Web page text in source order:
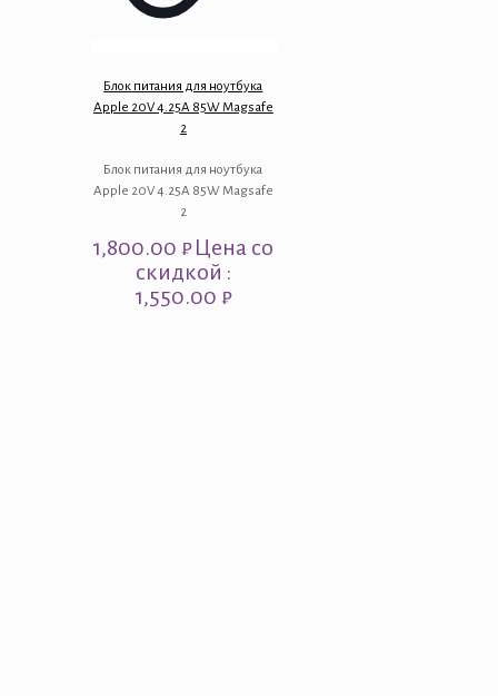
Блок питания для ноутбука
Apple 20V 4.25A 85W Magsafe
2
Блок питания для ноутбука
Apple 20V 4.25A 85W Magsafe
2
1,800.00₽Цена со
скидкой :
1,550.00 ₽